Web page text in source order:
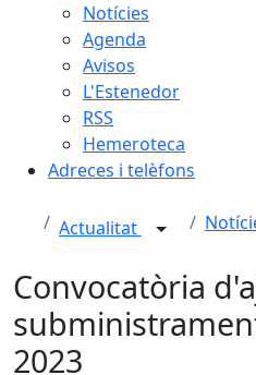
Notícies
Agenda
Avisos
L'Estenedor
RSS
Hemeroteca
Adreces i telèfons
Actualitat
Convocatòria
2023